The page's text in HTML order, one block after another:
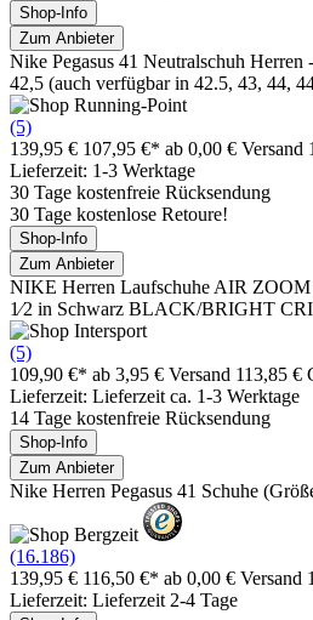
Shop-Info
Zum Anbieter
Nike Pegasus 41 Neutralschuh Herren
42,5 (auch verfügbar in 42.5, 43, 44,
(5)
139,95 € 107,95 €* ab 0,00 € Versand
Lieferzeit: 1-3 Werktage
30 Tage kostenfreie Rücksendung
30 Tage kostenlose Retoure!
Shop-Info
Zum Anbieter
NIKE Herren Laufschuhe AIR
1⁄2 in Schwarz BLACK/BRIGHT
(5)
109,90 €* ab 3,95 € Versand 113,85 €
Lieferzeit: Lieferzeit ca. 1-3 Werktage
14 Tage kostenfreie Rücksendung
Shop-Info
Zum Anbieter
Nike Herren Pegasus 41 Schuhe
(16.186)
139,95 € 116,50 €* ab 0,00 € Versand
Lieferzeit: Lieferzeit 2-4 Tage